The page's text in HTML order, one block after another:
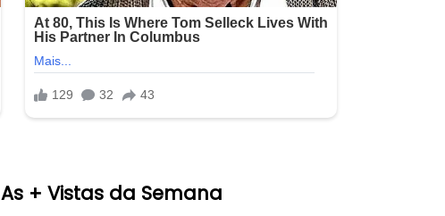
As + Vistas da Semana